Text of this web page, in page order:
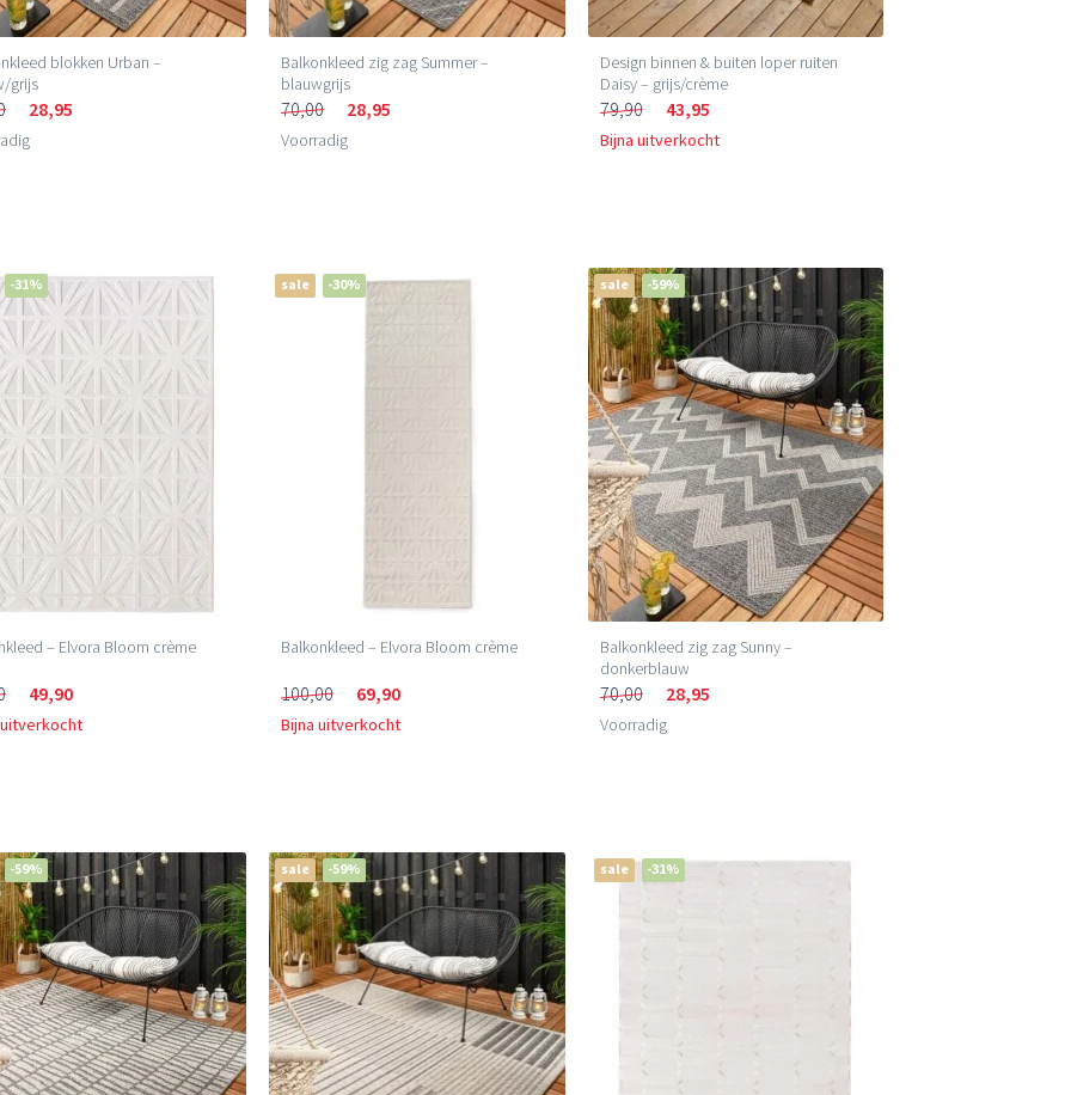
blokken Urban –
grijs
28,95
Balkonkleed zig zag Summer –
blauwgrijs
70,00 28,95
Voorradig
Design binnen & buiten loper ruiten
Daisy – grijs/crème
79,90 43,95
Bijna uitverkocht
-31%
– Elvora Bloom crème
49,90
sale -30%
Balkonkleed – Elvora Bloom crème
100,00 69,90
Bijna uitverkocht
sale -59%
Balkonkleed zig zag Sunny –
donkerblauw
70,00 28,95
Voorradig
-59% sale -59% sale -31%